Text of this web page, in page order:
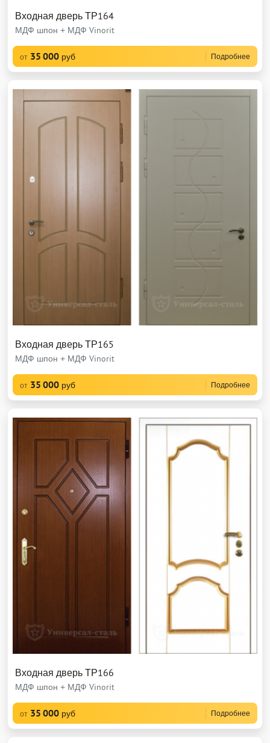
Входная дверь ТР164
МДФ шпон + МДФ Vinorit
от 35 000 руб Подробнее
Входная дверь ТР165
МДФ шпон + МДФ Vinorit
от 35 000 руб Подробнее
Входная дверь ТР166
МДФ шпон + МДФ Vinorit
от 35 000 руб Подробнее